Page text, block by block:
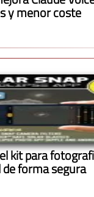
y menor coste
kit para
forma segura